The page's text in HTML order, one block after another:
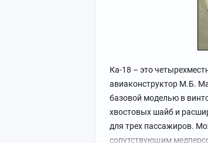
Ка-18 – это
авиаконструктор М.Б.
базовой моделью в
хвостовых шайб и
для трех пассажиров.
сопутствующим